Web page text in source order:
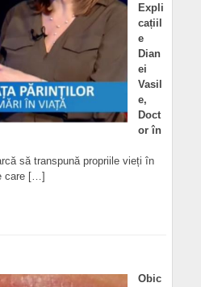
Expli
cațiil
e
Dian
ei
Vasil
e,
Doct
or în
să transpună propriile vieți în
care […]
Obic